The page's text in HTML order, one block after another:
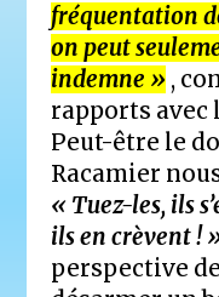
fréquentation
on peut
indemne » ,
rapports avec
Peut-être le
Racamier
« Tuez-les, ils
ils en crèvent !
perspective